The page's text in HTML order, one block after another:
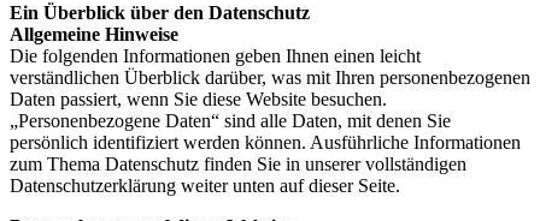
Ein Überblick über den Datenschutz
Allgemeine Hinweise
Die folgenden Informationen geben Ihnen einen leicht
verständlichen Überblick darüber, was mit Ihren personenbezogenen
Daten passiert, wenn Sie diese Website besuchen.
„Personenbezogene Daten“ sind alle Daten, mit denen Sie
persönlich identifiziert werden können. Ausführliche Informationen
zum Thema Datenschutz finden Sie in unserer vollständigen
Datenschutzerklärung weiter unten auf dieser Seite.